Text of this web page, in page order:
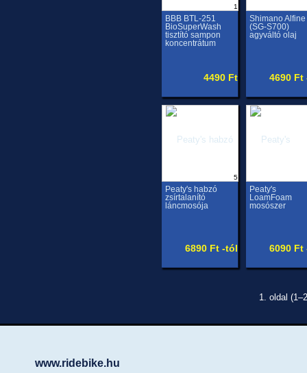
1
BBB BTL-251
BioSuperWash
tisztító sampon
koncentrátum
4490 Ft
Shimano Alfine
(SG-S700)
agyváltó olaj
4690 Ft
5
Peaty's habzó
zsírtalanító
láncmosója
6890 Ft -tól
Peaty's
LoamFoam
mosószer
6090 Ft
1. oldal
www.ridebike.hu